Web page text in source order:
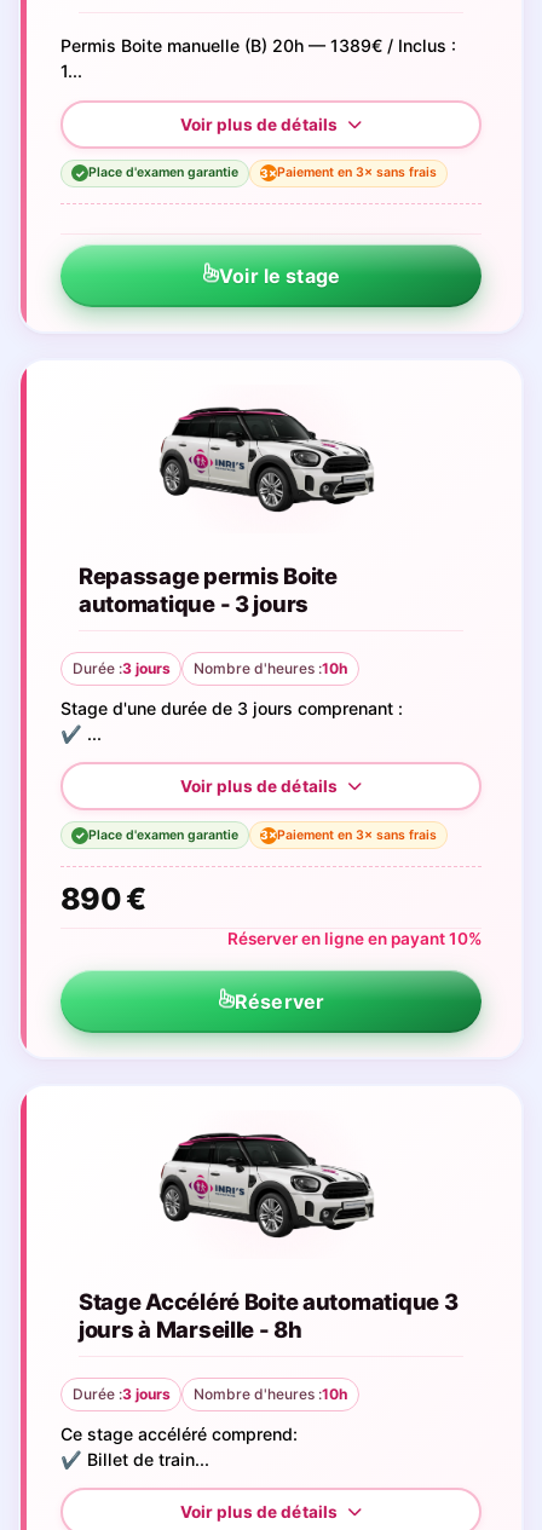
Permis Boite manuelle (B) 20h — 1389€ / Inclus :
1...
✓ Place d'examen garantie 3×Paiement en 3× sans frais
Voir le stage
Repassage permis Boite
automatique - 3 jours
Durée :3 jours Nombre d'heures :10h
Stage d'une durée de 3 jours comprenant :
✔️ ...
✓ Place d'examen garantie 3×Paiement en 3× sans frais
890 €
Réserver en ligne en payant 10%
Réserver
Stage Accéléré Boite automatique 3
jours à Marseille - 8h
Durée :3 jours Nombre d'heures :10h
Ce stage accéléré comprend:
✔️ Billet de train...